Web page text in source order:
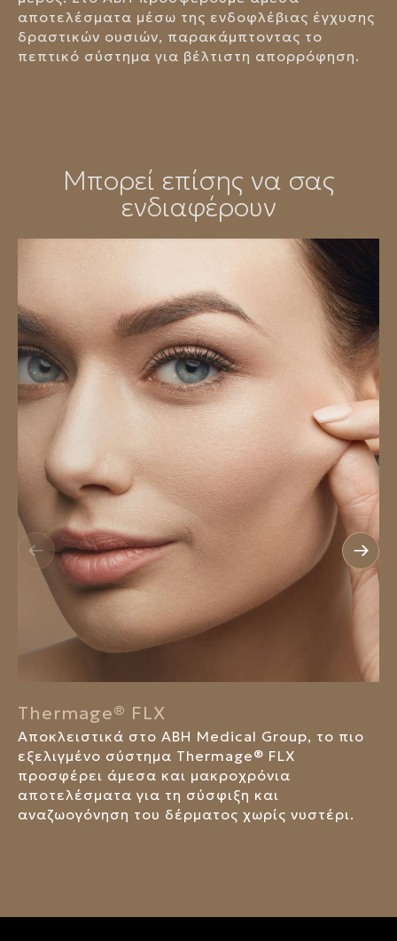
αποτελέσματα μέσω της ενδοφλέβιας έγχυσης
δραστικών ουσιών, παρακάμπτοντας το
πεπτικό σύστημα για βέλτιστη απορρόφηση.
Μπορεί επίσης να σας
ενδιαφέρουν
Thermage® FLX
Αποκλειστικά στο ABH Medical Group, το πιο
εξελιγμένο σύστημα Thermage® FLX
προσφέρει άμεσα και μακροχρόνια
αποτελέσματα για τη σύσφιξη και
αναζωογόνηση του δέρματος χωρίς νυστέρι.